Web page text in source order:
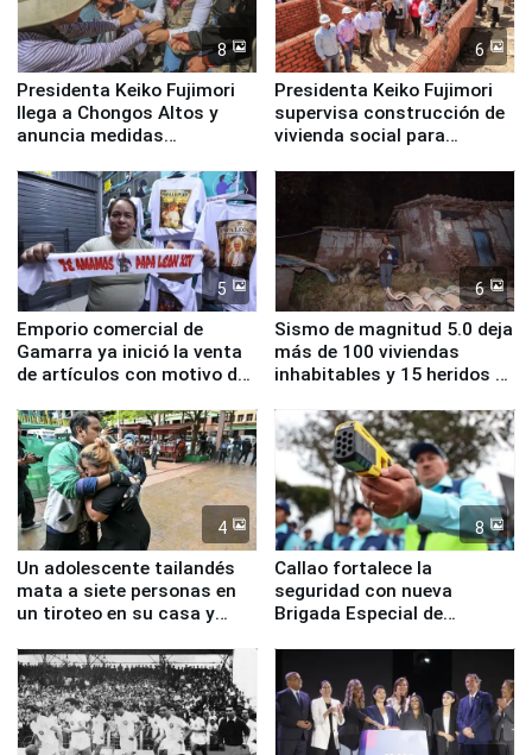
8
Presidenta Keiko Fujimori
llega a Chongos Altos y
anuncia medidas
educación, salud y empleo
6
Presidenta Keiko Fujimori
supervisa construcción de
vivienda social para
5
Emporio comercial de
Gamarra ya inició la venta
de artículos con motivo de
6
Sismo de magnitud 5.0 deja
más de 100 viviendas
inhabitables y 15 heridos en
4
Un adolescente tailandés
mata a siete personas en
un tiroteo en su casa y
8
Callao fortalece la
seguridad con nueva
Brigada Especial de
equipamiento para
Serenazgo